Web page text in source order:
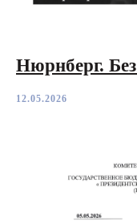
Нюрнберг.
12.05.2026